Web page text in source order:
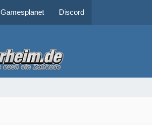
Gamesplanet Discord